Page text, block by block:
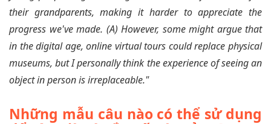
their grandparents, making it harder to appreciate the
progress we've made. (A) However, some might argue that
in the digital age, online virtual tours could replace physical
museums, but I personally think the experience of seeing an
object in person is irreplaceable."
Những mẫu câu nào có thể sử dụng